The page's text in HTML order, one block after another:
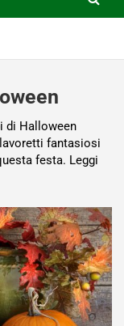
di Halloween
fantasiosi
festa. Leggi